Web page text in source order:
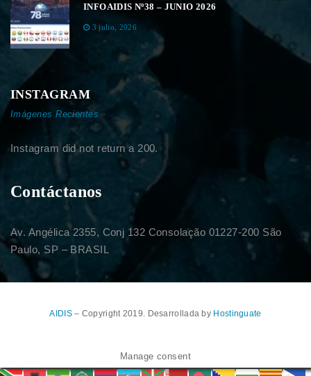
INFOAIDIS Nº38 – JUNIO 2026
3 julio, 2026
INSTAGRAM
Imágenes Recientes
Instagram did not return a 200.
Contáctanos
Av. Angélica 2355, Conj 132 Consolação 01227-200 São
Paulo, SP – BRASIL
AIDIS– Copyright 2019. Desarrollada by Hostinguate
Manage consent